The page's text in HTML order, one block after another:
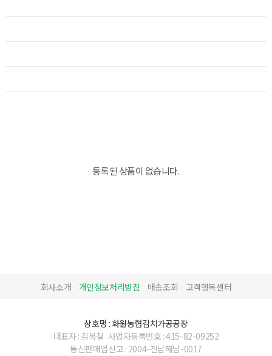
등록된 상품이 없습니다.
회사소개 개인정보처리방침 배송조회 고객행복센터
상호명 : 화원농협김치가공공장
대표자 : 김복철 사업자등록번호 : 415-82-09252
통신판매업신고 : 2004-전남해남-0017